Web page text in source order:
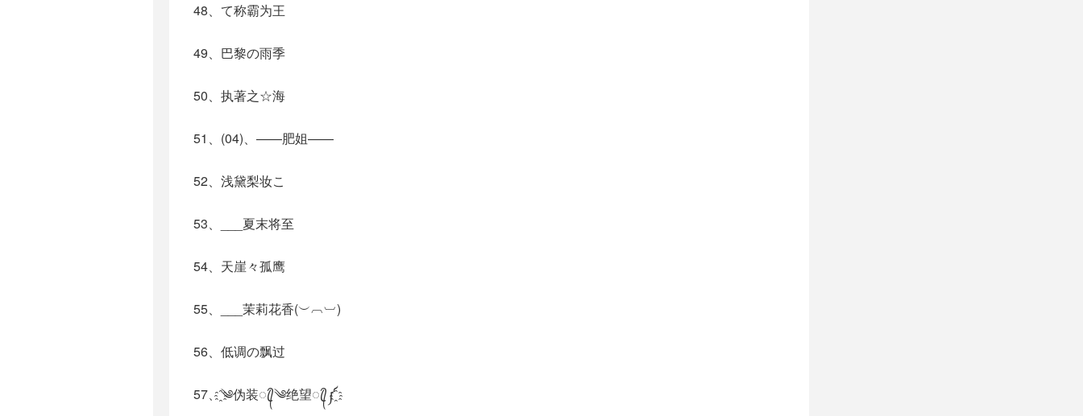
48、て称霸为王
49、巴黎の雨季
50、执著之☆海
51、(04)、——肥姐——
52、浅黛梨妆こ
53、___夏末将至
54、天崖々孤鹰
55、___茉莉花香(︶︹︺)
56、低调の飘过
57、҈༄伪装ꦿ᭄༄绝望ꦿ᭄༼҈